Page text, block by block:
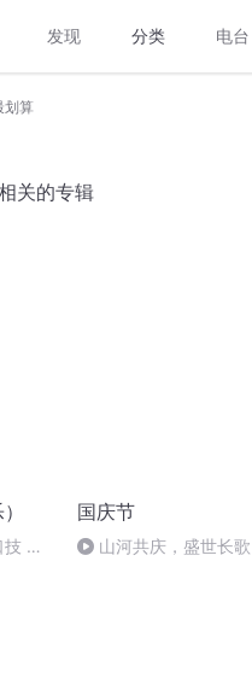
发现 分类 电台
划算
关的专辑
二
国庆节
山河共庆，盛世长歌